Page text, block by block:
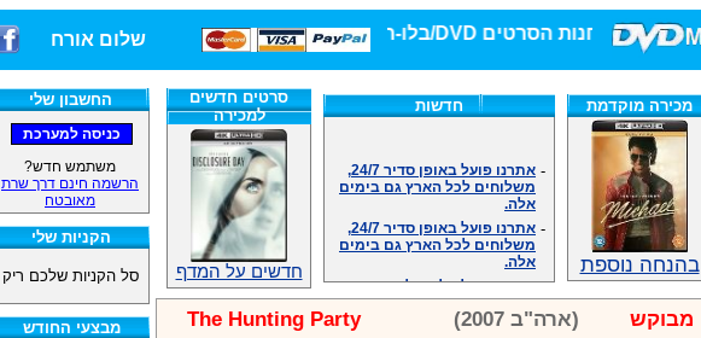
חנות הסרטים DVD/בלו-ריי/3D הגדולה ביותר! שלום אורח
החשבון שלי
משתמש חדש?
הרשמה חינם דרך שרת
מאובטח
הקניות שלי
סל הקניות שלכם ריק
מבצעי החודש
מכירה מוקדמת
בהנחה נוספת
חדשות
משלוחים לכל הארץ גם בימים
אלה.
משלוחים לכל הארץ גם בימים
אלה.
אנחנו כאן לכול שאלה וזמינים
במענה הטלפוני שלנו.ובמייל
.האתר לרשותכם פעיל 24/7
-מענה טלפוני: 09-7652392
סרטים חדשים
למכירה
חדשים על המדף
מבוקש (ארה"ב 2007) The Hunting Party